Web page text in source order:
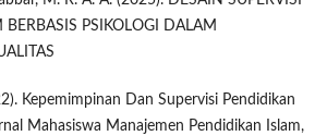
PSIKOLOGI DALAM
Kepemimpinan Dan Supervisi Pendidikan
Mahasiswa Manajemen Pendidikan Islam,